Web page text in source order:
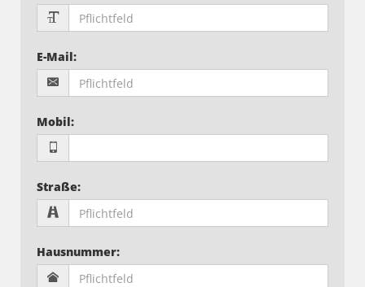
E-Mail:
Mobil:
Straße:
Hausnummer: